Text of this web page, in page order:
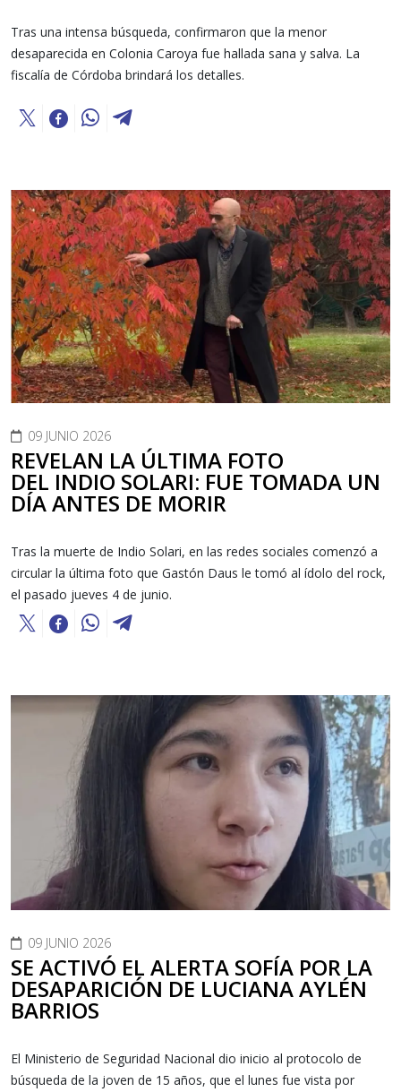
Tras una intensa búsqueda, confirmaron que la menor
desaparecida en Colonia Caroya fue hallada sana y salva. La
fiscalía de Córdoba brindará los detalles.
09 JUNIO 2026
REVELAN LA ÚLTIMA FOTO
DEL INDIO SOLARI: FUE TOMADA UN
DÍA ANTES DE MORIR
Tras la muerte de Indio Solari, en las redes sociales comenzó a
circular la última foto que Gastón Daus le tomó al ídolo del rock,
el pasado jueves 4 de junio.
09 JUNIO 2026
SE ACTIVÓ EL ALERTA SOFÍA POR LA
DESAPARICIÓN DE LUCIANA AYLÉN
BARRIOS
El Ministerio de Seguridad Nacional dio inicio al protocolo de
búsqueda de la joven de 15 años, que el lunes fue vista por